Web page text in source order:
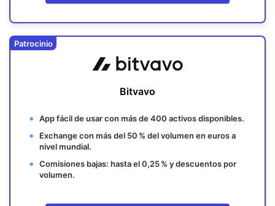
Patrocinio
Bitvavo
App fácil de usar con más de400 activos disponibles.
Exchange con más del 50 % del volumen en eurosa
nivel mundial.
Comisiones bajas:hasta el 0,25 % y descuentos por
volumen.